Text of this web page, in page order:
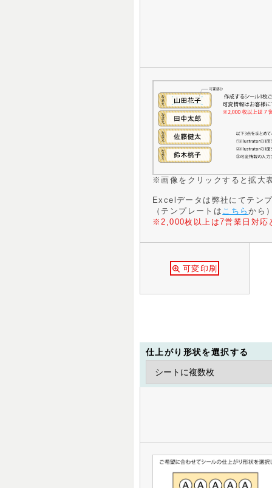
※画像をクリックすると拡大
Excelデータは弊社にてテン
（テンプレートは こちらから
※2,000枚以上は7営業日対応
可変印刷
仕上がり形状を選択する